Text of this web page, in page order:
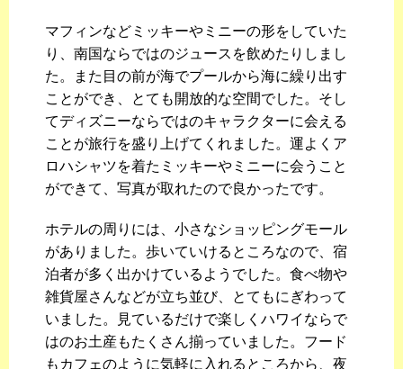
マフィンなどミッキーやミニーの形をしていた
り、南国ならではのジュースを飲めたりしまし
た。また目の前が海でプールから海に繰り出す
ことができ、とても開放的な空間でした。そし
てディズニーならではのキャラクターに会える
ことが旅行を盛り上げてくれました。運よくア
ロハシャツを着たミッキーやミニーに会うこと
ができて、写真が取れたので良かったです。
ホテルの周りには、小さなショッピングモール
がありました。歩いていけるところなので、宿
泊者が多く出かけているようでした。食べ物や
雑貨屋さんなどが立ち並び、とてもにぎわって
いました。見ているだけで楽しくハワイならで
はのお土産もたくさん揃っていました。フード
もカフェのように気軽に入れるところから、夜